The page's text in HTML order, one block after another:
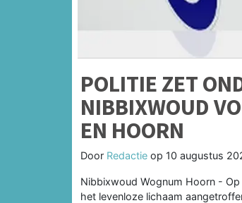
POLITIE ZET
NIBBIXWOUD
EN HOORN
Door Redactie op 10 augustus
Nibbixwoud Wognum Hoorn -
het levenloze lichaam